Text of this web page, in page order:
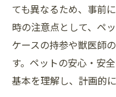
ても異なるため、事前
時の注意点として、ペ
ケースの持参や獣医師
す。ペットの安心・安
基本を理解し、計画的